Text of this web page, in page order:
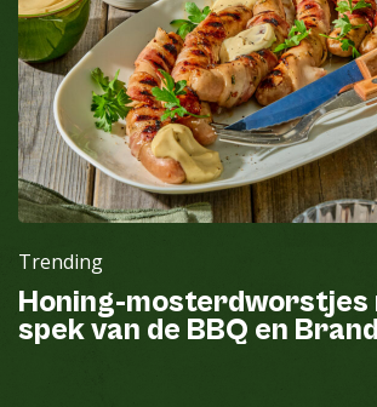
Trending
Honing-mosterdworstjes
spek van de BBQ en